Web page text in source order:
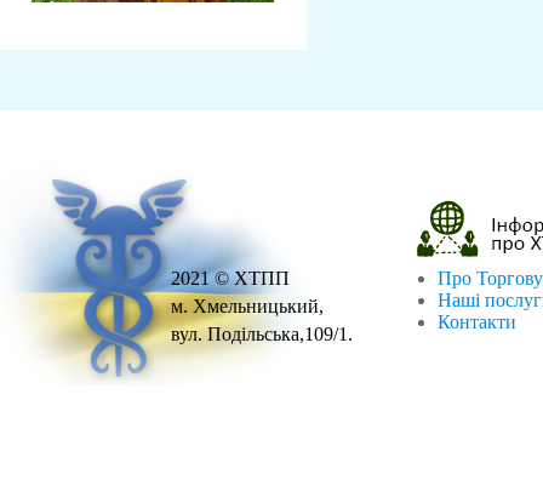
2021 © ХТПП
м. Хмельницький,
вул. Подільська,109/1.
Про
Наші
Контакти